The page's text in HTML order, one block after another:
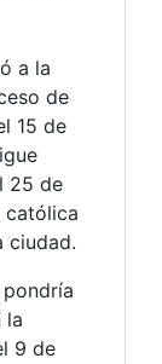
a la
de
15 de
25 de
católica
ciudad.
la
9 de